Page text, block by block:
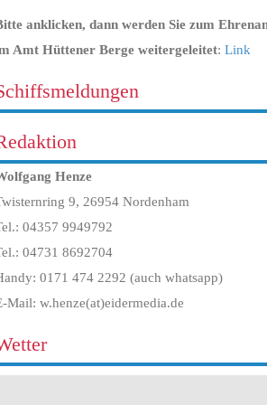
anklicken, dann werden Sie zum
Amt Hüttener Berge weitergeleitet:Link
Henze
9, 26954 Nordenham
04357 9949792
04731 8692704
0171 474 2292 (auch whatsapp)
Mail: w.henze(at)eidermedia.de